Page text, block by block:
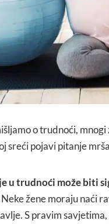
o trudnoći,
sreći pojavi pitanje
u trudnoći može biti
Neke žene moraju naći
S pravim